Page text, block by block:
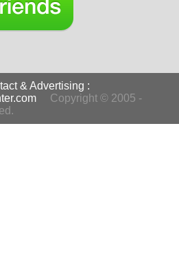
& Advertising :
Copyright © 2005 -